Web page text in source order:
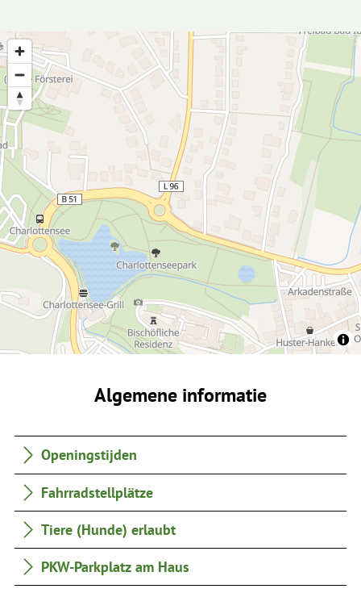
Algemene informatie
Openingstijden
Fahrradstellplätze
Tiere (Hunde) erlaubt
PKW-Parkplatz am Haus